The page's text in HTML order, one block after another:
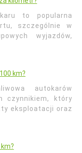
to popularna
szczególnie w
wyjazdów,
km?
autokarów
czynnikiem, który
eksploatacji oraz